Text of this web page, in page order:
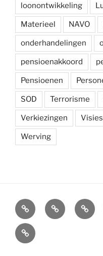
loonontwikkeling
Materieel NAVO
onderhandelingen
pensioenakkoord
Pensioenen
SOD Terrorisme
Verkiezingen Visies
Werving
Arbeidsvoorwaarden
Carré
Onze
Carré
Overzicht